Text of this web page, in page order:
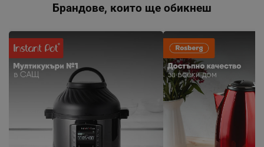
Брандове, които ще обикнеш